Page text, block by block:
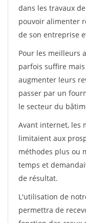
dans les travaux
pouvoir alimenter
de son entreprise
Pour les meilleurs
parfois suffire
augmenter leurs
passer par un
le secteur du
Avant internet, les
limitaient aux
méthodes plus ou
temps et
de résultat.
L'utilisation de
permettra de